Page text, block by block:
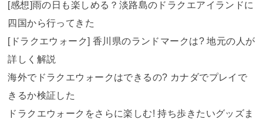
[感想]雨の日も楽しめる？淡路島のドラクエアイランドに
四国から行ってきた
[ドラクエウォーク] 香川県のランドマークは? 地元の人が
詳しく解説
海外でドラクエウォークはできるの? カナダでプレイで
きるか検証した
ドラクエウォークをさらに楽しむ! 持ち歩きたいグッズま